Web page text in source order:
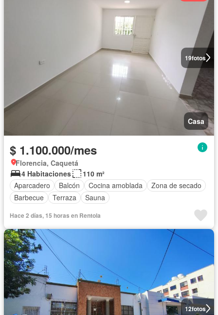
19fotos
Casa
$ 1.100.000/mes
Florencia, Caquetá
4 Habitaciones
110 m²
Aparcadero
Balcón Cocina amoblada
Zona de secado
Barbecue
Terraza Sauna
Hace 2 días, 15 horas en Rentola
12fotos